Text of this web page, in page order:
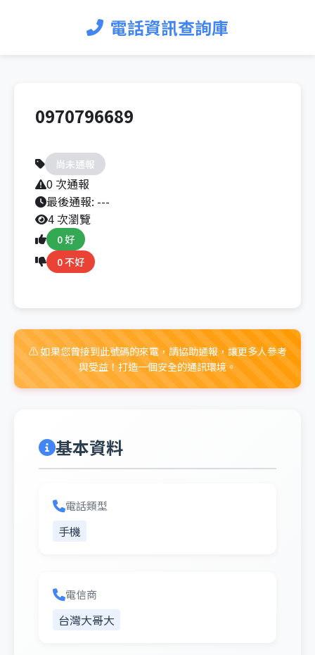
電話資訊查詢庫
0970796689
尚未通報
0 次通報
最後通報: ---
4 次瀏覽
0 好
0 不好
⚠️ 如果您曾接到此號碼的來電，請協助通報，讓更多人參考
與受益！打造一個安全的通訊環境。
基本資料
電話類型
手機
電信商
台灣大哥大